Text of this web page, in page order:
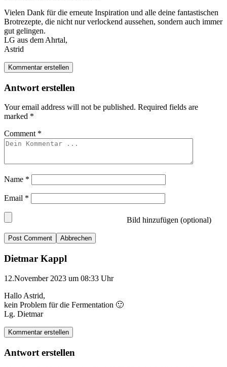
Vielen Dank für die erneute Inspiration und alle deine fantastischen
Brotrezepte, die nicht nur verlockend aussehen, sondern auch immer
gut gelingen.
LG aus dem Ahrtal,
Astrid
Kommentar erstellen
Antwort erstellen
Your email address will not be published. Required fields are
marked *
Comment *
Name *
Email *
Bild hinzufügen (optional)
Abbrechen
Dietmar Kappl
12.November 2023 um 08:33 Uhr
Hallo Astrid,
kein Problem für die Fermentation 🙂
Lg. Dietmar
Kommentar erstellen
Antwort erstellen